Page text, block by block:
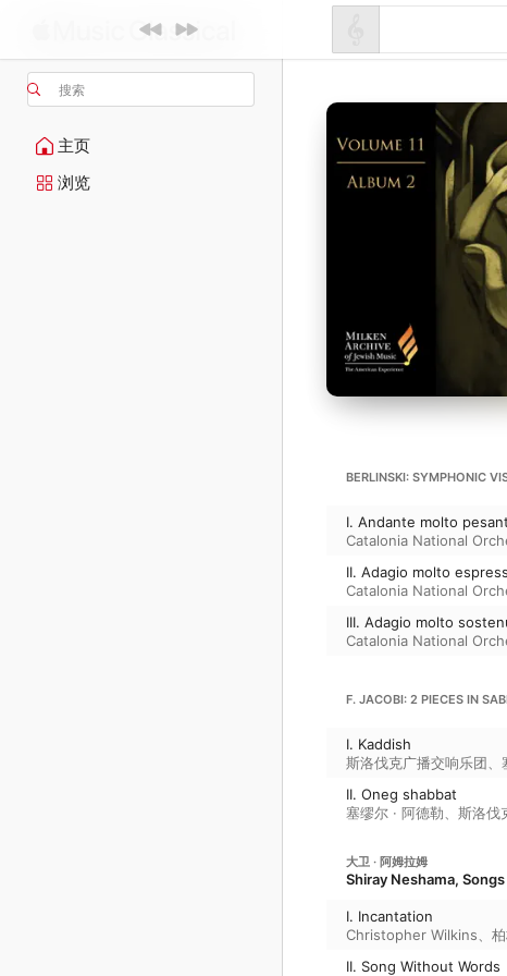
搜索
主页
浏览
BERLINSKI: SYMPHONIC
I. Andante molto
Catalonia National
II. Adagio molto
Catalonia National
III. Adagio molto
Catalonia National
F. JACOBI: 2 PIECES IN
I. Kaddish
斯洛伐克广播交响乐团
II. Oneg shabbat
塞缪尔 · 阿德勒
斯洛伐
大卫 · 阿姆拉姆
Shiray Neshama,
I. Incantation
Christopher Wilkins
II. Song Without Words